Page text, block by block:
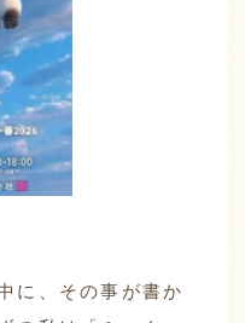
に、その事が書か